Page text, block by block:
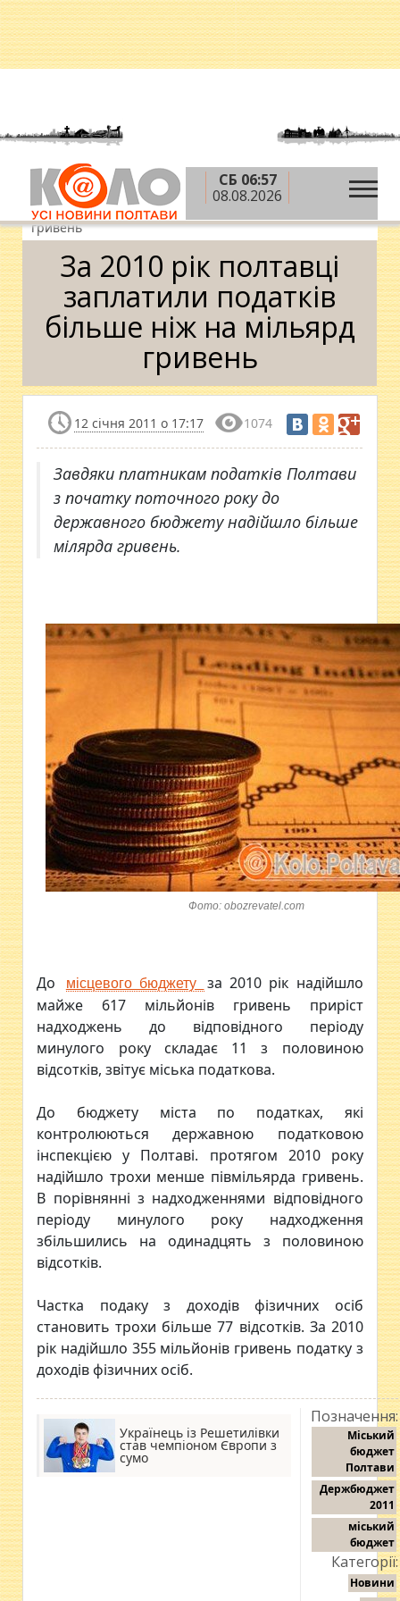
СБ 06:57
08.08.2026
Головна » Новини » Гроші »За 2010 рік
полтавці заплатили податків більше ніж на мільярд
гривень
За 2010 рік полтавці
заплатили податків
більше ніж на мільярд
гривень
12 січня 2011 о 17:17 1074
Завдяки платникам податків Полтави
з початку поточного року до
державного бюджету надійшло більше
мілярда гривень.
Фото: obozrevatel.com
До місцевого бюджету
за 2010 рік надійшло
майже 617 мільйонів гривень приріст
надходжень до відповідного періоду
минулого року складає 11 з половиною
відсотків, звітує міська податкова.
До бюджету міста по податках, які
контролюються державною податковою
інспекцією у Полтаві. протягом 2010 року
надійшло трохи менше півмільярда гривень.
В порівнянні з надходженнями відповідного
періоду минулого року надходження
збільшились на одинадцять з половиною
відсотків.
Частка подаку з доходів фізичних осіб
становить трохи більше 77 відсотків. За 2010
рік надійшло 355 мільйонів гривень податку з
доходів фізичних осіб.
Українець із Решетилівки
став чемпіоном Європи з
сумо
Позначення:
Міський
бюджет
Полтави
Держбюджет
2011
міський
бюджет
Категорії:
Новини